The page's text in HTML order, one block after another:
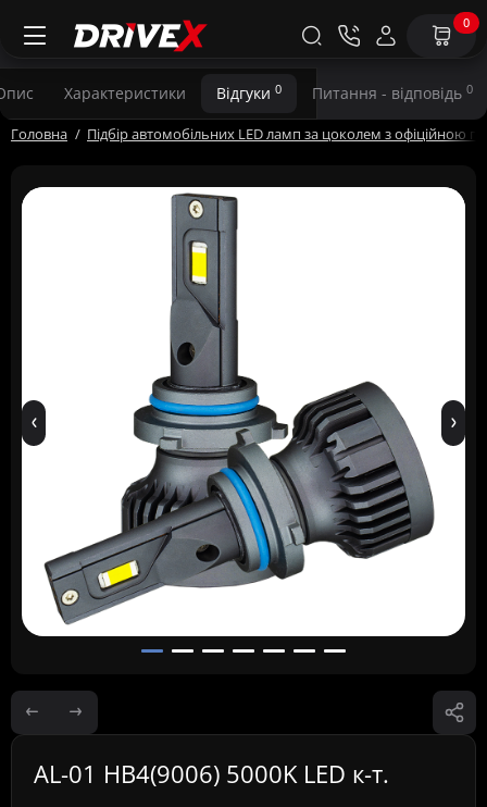
0
Головна Підбір автомобільних LED ламп за цоколем з офіційною
Характеристики Відгуки 0 Питання - відповідь 0
AL-01 HB4(9006) 5000K LED к-т.